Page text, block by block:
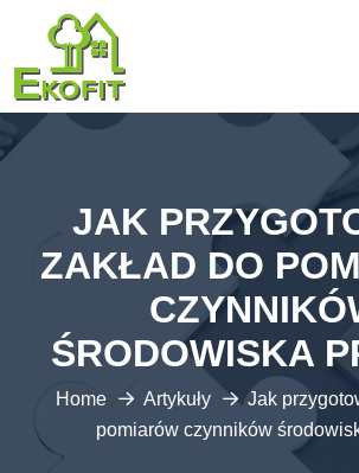
JAK
ZAKŁAD DO
ŚRODOWISKA
Home Artykuły
Jak
pomiarów czynników